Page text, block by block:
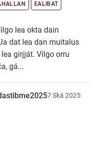
EALIBAT
lea okta dain
dat lea dan muitalus
girjját. Vilgo orru
gá...
7Ská 2025